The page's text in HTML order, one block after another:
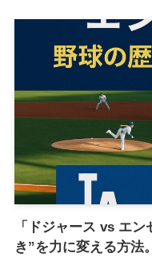
「ドジャース vs エ
き”を力に変える方法。